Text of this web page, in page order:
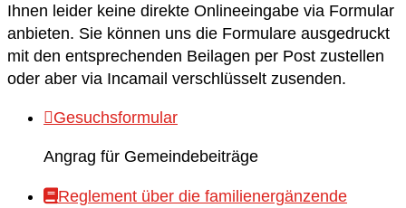
Ihnen leider keine direkte Onlineeingabe via Formular
anbieten. Sie können uns die Formulare ausgedruckt
mit den entsprechenden Beilagen per Post zustellen
oder aber via Incamail verschlüsselt zusenden.
Gesuchsformular
Angrag für Gemeindebeiträge
Reglement über die familienergänzende